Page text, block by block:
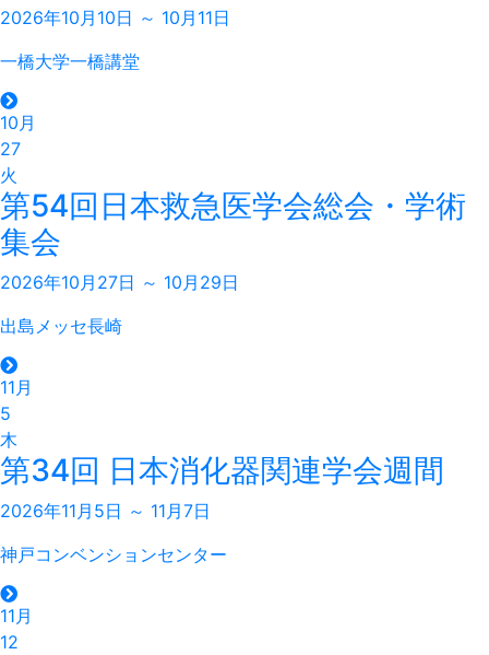
2026年10月10日 ～ 10月11日
一橋大学一橋講堂
10月
27
火
第54回日本救急医学会総会・学術
集会
2026年10月27日 ～ 10月29日
出島メッセ長崎
11月
5
木
第34回 日本消化器関連学会週間
2026年11月5日 ～ 11月7日
神戸コンベンションセンター
11月
12